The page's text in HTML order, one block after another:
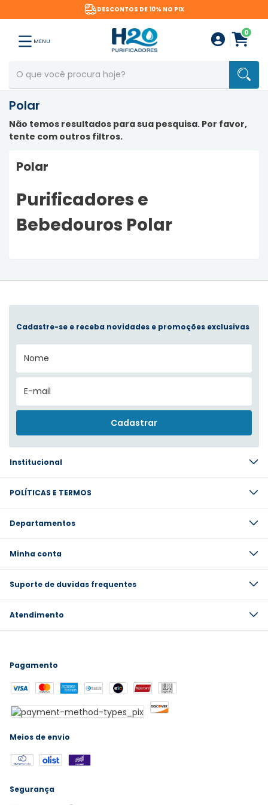
DESCONTOS DE 10% NO PIX
MENU
0
Polar
Não temos resultados para sua pesquisa. Por favor,
tente com outros filtros.
Polar
Purificadores e
Bebedouros Polar
Institucional
POLÍTICAS E TERMOS
Departamentos
Minha conta
Suporte de duvidas frequentes
Atendimento
Cadastre-se e receba novidades e promoções exclusivas
Pagamento
Meios de envio
Segurança